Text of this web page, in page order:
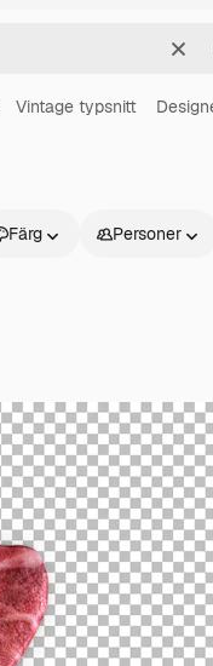
Vintage typsnitt
Färg Personer
Kom igång
Academy
Dokumentation
Support
Användarvillkor